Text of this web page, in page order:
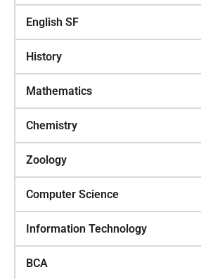
English SF
History
Mathematics
Chemistry
Zoology
Computer Science
Information Technology
BCA